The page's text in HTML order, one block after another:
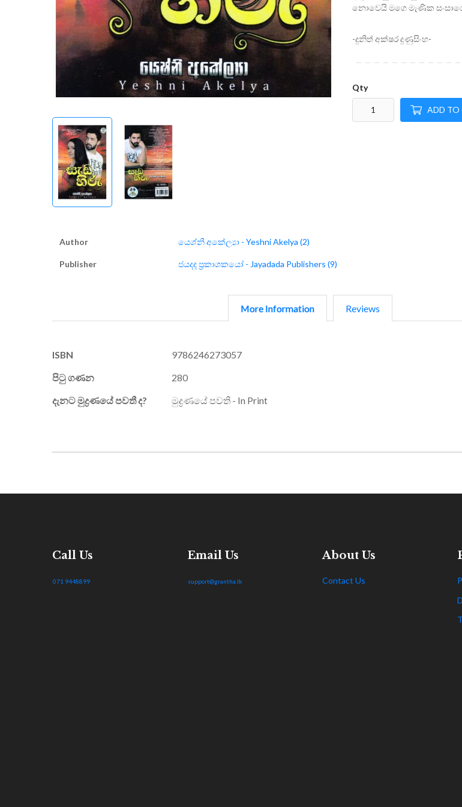
නොවෙයි මගෙ මැණික
-දුනිත් අක්ෂර දුණුසිංහ-
Qty
ADD TO
Author යෙශ්නි අකේල්‍යා - Yeshni Akelya (2)
Publisher ජයදද ප්‍රකාශකයෝ - Jayadada Publishers (9)
More Information Reviews
More
ISBN
9786246273057
පිටු ගණන
280
දැනට මුද්‍රණයේ පවතී ද?
මුද්‍රණයේ පවති - In Print
Call Us
071 9448899
Email Us
support@grantha.lk
About Us
Contact Us